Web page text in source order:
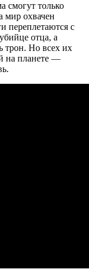
смогут только
мир охвачен
переплетаются с
отца, а
трон. Но всех их
на планете —